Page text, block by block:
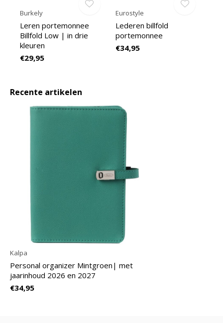
Burkely
Leren portemonnee
Billfold Low | in drie
kleuren
€29,95
Eurostyle
Lederen billfold
portemonnee
€34,95
Recente artikelen
Kalpa
Personal organizer Mintgroen| met
jaarinhoud 2026 en 2027
€34,95